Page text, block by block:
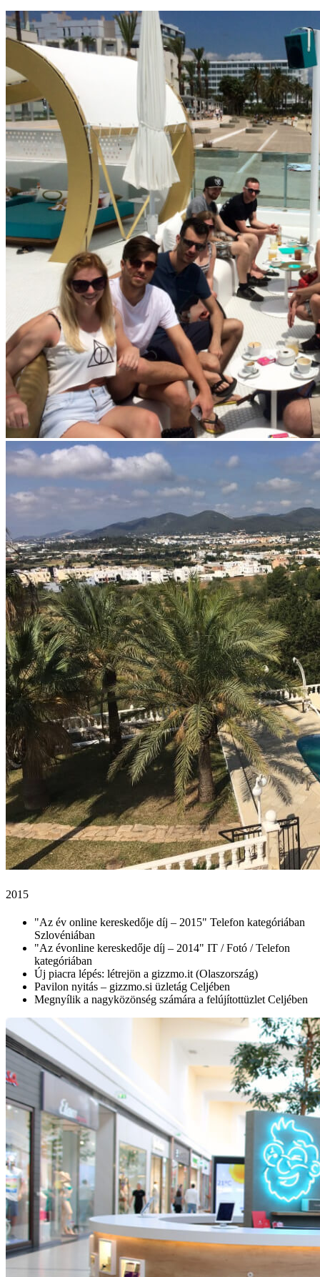
2015
"Az év online kereskedője díj – 2015" Telefon kategóriában
Szlovéniában
"Az évonline kereskedője díj – 2014" IT / Fotó / Telefon
kategóriában
Új piacra lépés: létrejön a gizzmo.it (Olaszország)
Pavilon nyitás – gizzmo.si üzletág Celjében
Megnyílik a nagyközönség számára a felújítottüzlet Celjében